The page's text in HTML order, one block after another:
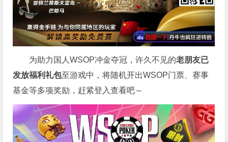
为助力国人WSOP冲金夺冠，许久不见的老朋友已
发放福利礼包至游戏中，将随机开出WSOP门票、赛事
基金等多项奖励，赶紧登入查看吧～